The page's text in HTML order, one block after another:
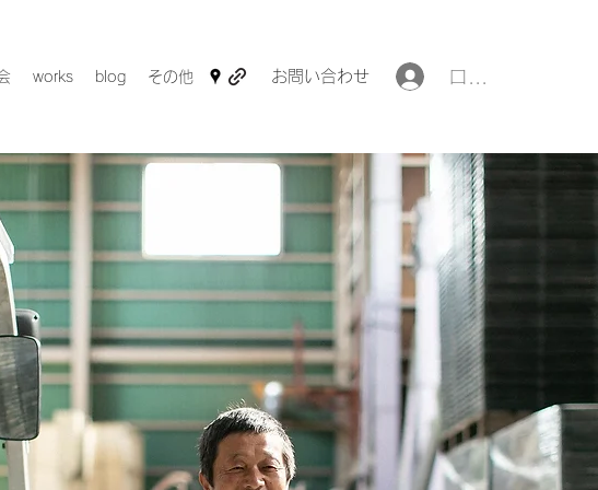
works blog その他 お問い合わせ ログイン